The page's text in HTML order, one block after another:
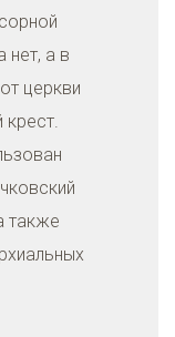
нет, а в
церкви
крест.
также